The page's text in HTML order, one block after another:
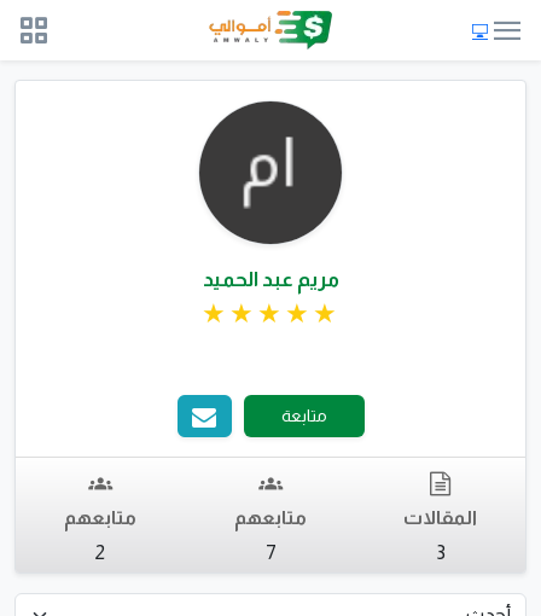
مريم عبد الحميد
متابعة
المقالات
3
متابعهم
7
متابعهم
2